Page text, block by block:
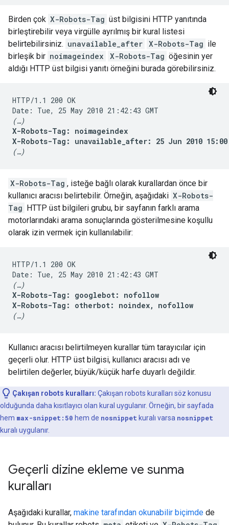
Birden çok X-Robots-Tag üst bilgisini HTTP yanıtında
birleştirebilir veya virgülle ayrılmış bir kural listesi
belirtebilirsiniz. unavailable_after X-Robots-Tag ile
birleşik bir noimageindex X-Robots-Tag öğesinin yer
aldığı HTTP üst bilgisi yanıtı örneğini burada görebilirsiniz.
HTTP/1.1 200 OK
(…)
X-Robots-Tag: noimageindex
X-Robots-Tag: unavailable_after: 25 Jun 2010
(…)
X-Robots-Tag , isteğe bağlı olarak kurallardan önce bir
kullanıcı aracısı belirtebilir. Örneğin, aşağıdaki X-Robots-
Tag HTTP üst bilgileri grubu, bir sayfanın farklı arama
motorlarındaki arama sonuçlarında gösterilmesine koşullu
olarak izin vermek için kullanılabilir:
HTTP/1.1 200 OK
(…)
X-Robots-Tag: googlebot: nofollow
X-Robots-Tag: otherbot: noindex, nofollow
(…)
Kullanıcı aracısı belirtilmeyen kurallar tüm tarayıcılar için
geçerli olur. HTTP üst bilgisi, kullanıcı aracısı adı ve
belirtilen değerler, büyük/küçük harfe duyarlı değildir.
Çakışan robots kuralları: Çakışan robots kuralları söz konusu
olduğunda daha kısıtlayıcı olan kural uygulanır. Örneğin, bir sayfada
hem max-snippet:50 hem de nosnippet kuralı varsa nosnippet
kuralı uygulanır.
Geçerli dizine ekleme ve sunma
kuralları
Aşağıdaki kurallar, makine tarafından okunabilir biçimde de